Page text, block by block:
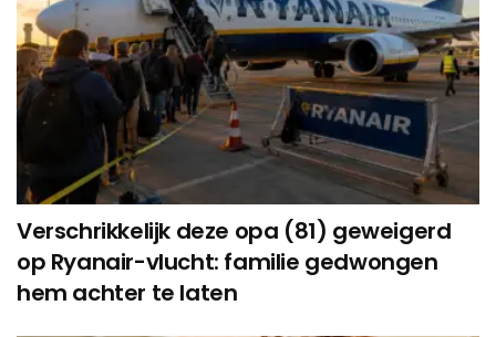
Verschrikkelijk deze opa (81) geweigerd
op Ryanair-vlucht: familie gedwongen
hem achter te laten